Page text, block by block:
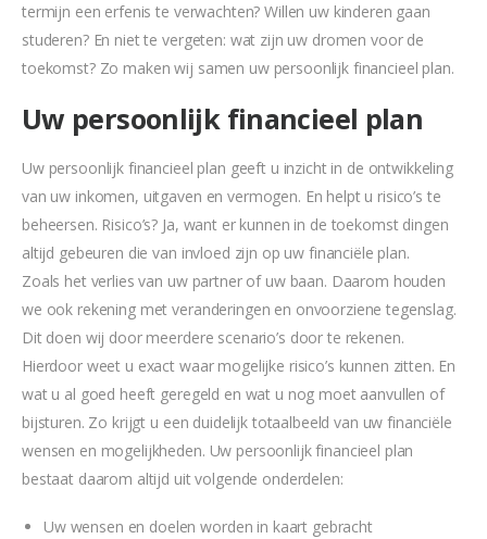
termijn een erfenis te verwachten? Willen uw kinderen gaan
studeren? En niet te vergeten: wat zijn uw dromen voor de
toekomst? Zo maken wij samen uw persoonlijk financieel plan.
Uw persoonlijk financieel plan
Uw persoonlijk financieel plan geeft u inzicht in de ontwikkeling
van uw inkomen, uitgaven en vermogen. En helpt u risico’s te
beheersen. Risico’s? Ja, want er kunnen in de toekomst dingen
altijd gebeuren die van invloed zijn op uw financiële plan.
Zoals het verlies van uw partner of uw baan. Daarom houden
we ook rekening met veranderingen en onvoorziene tegenslag.
Dit doen wij door meerdere scenario’s door te rekenen.
Hierdoor weet u exact waar mogelijke risico’s kunnen zitten. En
wat u al goed heeft geregeld en wat u nog moet aanvullen of
bijsturen. Zo krijgt u een duidelijk totaalbeeld van uw financiële
wensen en mogelijkheden. Uw persoonlijk financieel plan
bestaat daarom altijd uit volgende onderdelen:
Uw wensen en doelen worden in kaart gebracht